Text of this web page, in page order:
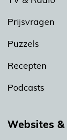
Prijsvragen
Puzzels
Recepten
Podcasts
Websites &